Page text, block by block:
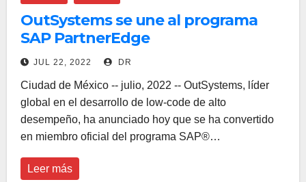
OutSystems se une al programa
SAP PartnerEdge
JUL 22, 2022 DR
Ciudad de México -- julio, 2022 -- OutSystems, líder
global en el desarrollo de low-code de alto
desempeño, ha anunciado hoy que se ha convertido
en miembro oficial del programa SAP®…
Leer más